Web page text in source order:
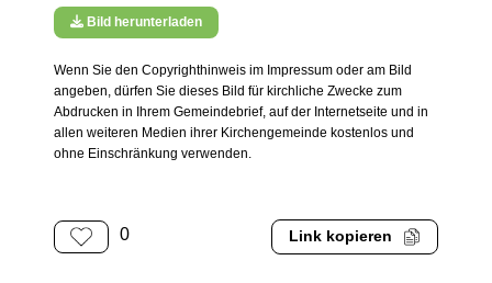
Bild herunterladen
Wenn Sie den Copyrighthinweis im Impressum oder am Bild
angeben, dürfen Sie dieses Bild für kirchliche Zwecke zum
Abdrucken in Ihrem Gemeindebrief, auf der Internetseite und in
allen weiteren Medien ihrer Kirchengemeinde kostenlos und
ohne Einschränkung verwenden.
0 Link kopieren